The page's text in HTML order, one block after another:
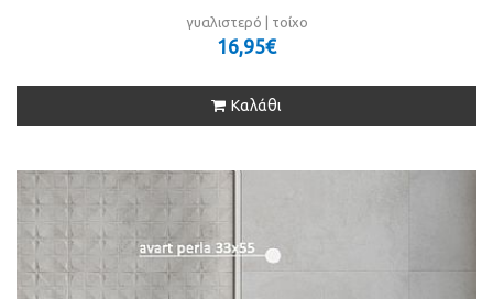
γυαλιστερό | τοίχο
16,95€
Καλάθι